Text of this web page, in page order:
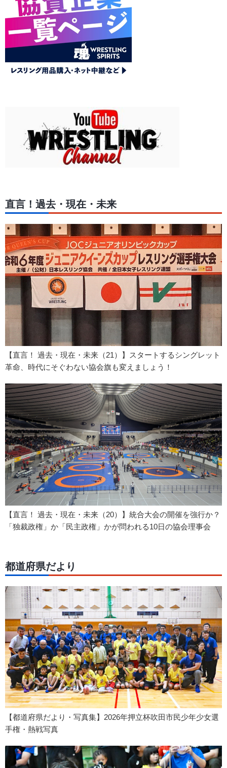
直言！過去・現在・未来
【直言！ 過去・現在・未来（21）】スタートするシングレット
革命、時代にそぐわない協会旗も変えましょう！
【直言！ 過去・現在・未来（20）】統合大会の開催を強行か？
「独裁政権」か「民主政権」かが問われる10日の協会理事会
都道府県だより
【都道府県だより・写真集】2026年押立杯吹田市民少年少女選
手権・熱戦写真